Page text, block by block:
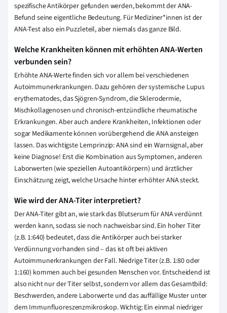
spezifische Antikörper gefunden werden, bekommt der ANA-
Befund seine eigentliche Bedeutung. Für Mediziner*innen ist der
ANA-Test also ein Puzzleteil, aber niemals das ganze Bild.
Welche Krankheiten können mit erhöhten ANA-Werten
verbunden sein?
Erhöhte ANA-Werte finden sich vor allem bei verschiedenen
Autoimmunerkrankungen. Dazu gehören der systemische Lupus
erythematodes, das Sjögren-Syndrom, die Sklerodermie,
Mischkollagenosen und chronisch-entzündliche rheumatische
Erkrankungen. Aber auch andere Krankheiten, Infektionen oder
sogar Medikamente können vorübergehend die ANA ansteigen
lassen. Das wichtigste Lernprinzip: ANA sind ein Warnsignal, aber
keine Diagnose! Erst die Kombination aus Symptomen, anderen
Laborwerten (wie speziellen Autoantikörpern) und ärztlicher
Einschätzung zeigt, welche Ursache hinter erhöhter ANA steckt.
Wie wird der ANA-Titer interpretiert?
Der ANA-Titer gibt an, wie stark das Blutserum für ANA verdünnt
werden kann, sodass sie noch nachweisbar sind. Ein hoher Titer
(z.B. 1:640) bedeutet, dass die Antikörper auch bei starker
Verdünnung vorhanden sind – das ist oft bei aktiven
Autoimmunerkrankungen der Fall. Niedrige Titer (z.B. 1:80 oder
1:160) kommen auch bei gesunden Menschen vor. Entscheidend ist
also nicht nur der Titer selbst, sondern vor allem das Gesamtbild:
Beschwerden, andere Laborwerte und das auffällige Muster unter
dem Immunfluoreszenzmikroskop. Wichtig: Ein einmal niedriger